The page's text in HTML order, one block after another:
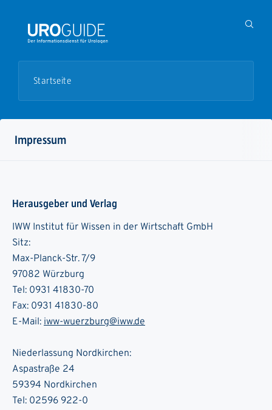
Startseite
Impressum
Herausgeber und Verlag
IWW Institut für Wissen in der Wirtschaft GmbH
Sitz:
Max-Planck-Str. 7/9
97082 Würzburg
Tel: 0931 41830-70
Fax: 0931 41830-80
E-Mail: iww-wuerzburg@iww.de
Niederlassung Nordkirchen:
Aspastraße 24
59394 Nordkirchen
Tel: 02596 922-0